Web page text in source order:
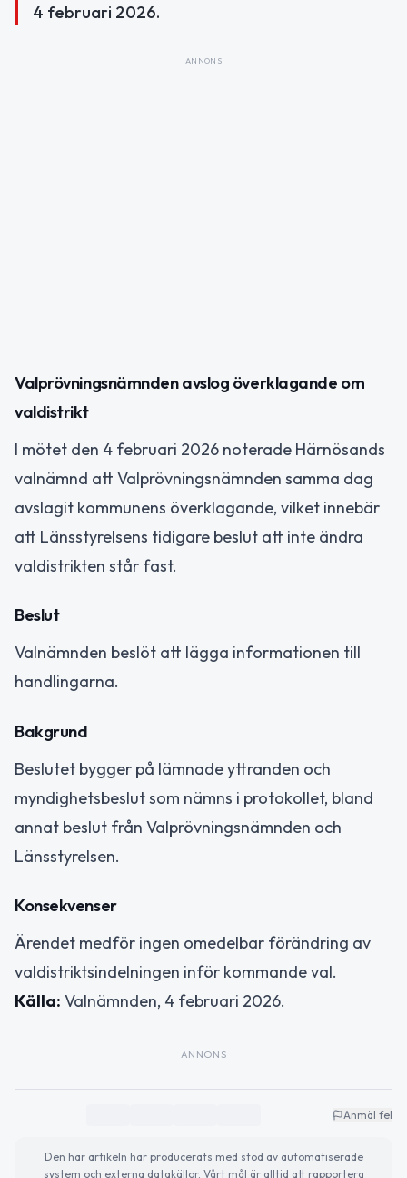
4 februari 2026.
ANNONS
Valprövningsnämnden avslog överklagande om
valdistrikt
I mötet den 4 februari 2026 noterade Härnösands
valnämnd att Valprövningsnämnden samma dag
avslagit kommunens överklagande, vilket innebär
att Länsstyrelsens tidigare beslut att inte ändra
valdistrikten står fast.
Beslut
Valnämnden beslöt att lägga informationen till
handlingarna.
Bakgrund
Beslutet bygger på lämnade yttranden och
myndighetsbeslut som nämns i protokollet, bland
annat beslut från Valprövningsnämnden och
Länsstyrelsen.
Konsekvenser
Ärendet medför ingen omedelbar förändring av
valdistriktsindelningen inför kommande val.
Källa: Valnämnden, 4 februari 2026.
ANNONS
Anmäl fel
Den här artikeln har producerats med stöd av automatiserade
system och externa datakällor. Vårt mål är alltid att rapportera